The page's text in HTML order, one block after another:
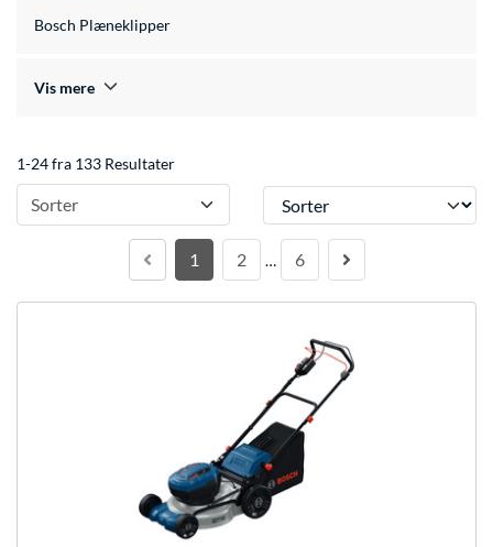
Bosch Plæneklipper
Vis mere
1-24 fra 133 Resultater
Sorter Sorter
1 2 … 6